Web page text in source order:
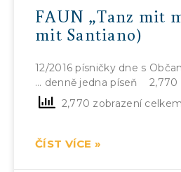
FAUN „Tanz mit
mit Santiano)
12/2016 písničky dne s
… denně jedna píseň 2,770
2,770 zobrazení celkem
ČÍST VÍCE »